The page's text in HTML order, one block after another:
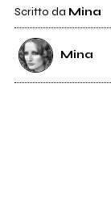
Scritto da Mina
Mina